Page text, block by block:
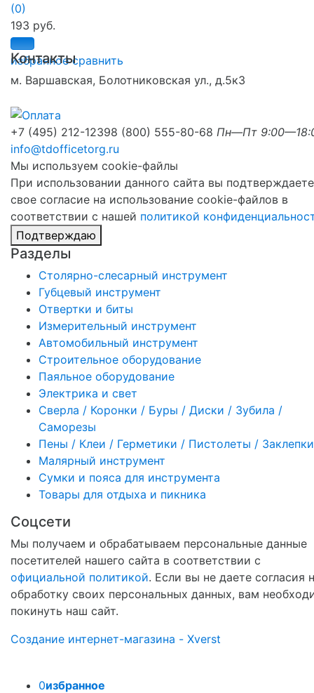
избранное сравнить
(0)
193 руб.
Контакты
м. Варшавская, Болотниковская ул., д.5к3
+7 (495) 212-12398 (800) 555-80-68 Пн—Пт
info@tdofficetorg.ru
Мы используем cookie-файлы
При использовании данного сайта вы подтверждаете
свое согласие на использование cookie-файлов в
соответствии с нашей политикой
Подтверждаю
Разделы
Столярно-слесарный инструмент
Губцевый инструмент
Отвертки и биты
Измерительный инструмент
Автомобильный инструмент
Строительное оборудование
Паяльное оборудование
Электрика и свет
Сверла / Коронки / Буры / Диски / Зубила /
Саморезы
Пены / Клеи / Герметики / Пистолеты / Заклепки
Малярный инструмент
Сумки и пояса для инструмента
Товары для отдыха и пикника
Соцсети
Мы получаем и обрабатываем персональные данные
посетителей нашего сайта в соответствии с
официальной политикой. Если вы не даете согласия
обработку своих персональных данных, вам
покинуть наш сайт.
Создание интернет-магазина - Xverst
0избранное